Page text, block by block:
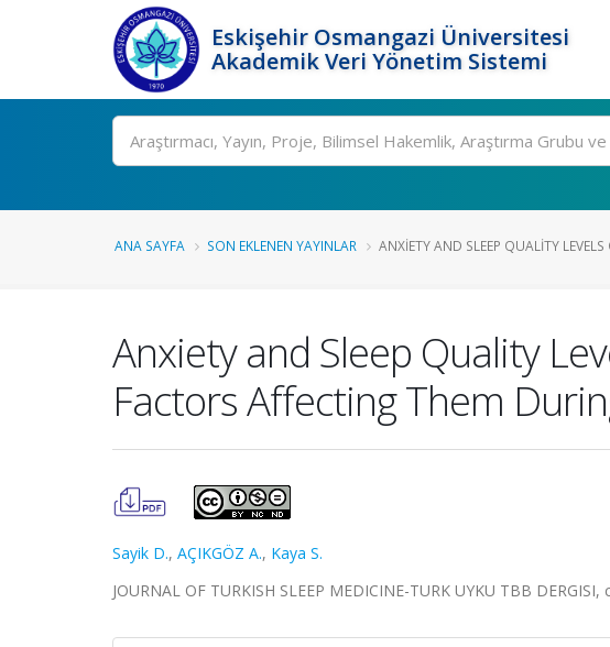
Eskişehir Osmangazi Üniversitesi
Akademik Veri Yönetim Sistemi
Ara
ANA SAYFA SON EKLENEN YAYINLAR ANXIETY AND SLEEP QUALITY LEVELS
Anxiety and Sleep Quality
Factors Affecting Them
Sayik D., AÇIKGÖZ A., Kaya S.
JOURNAL OF TURKISH SLEEP MEDICINE-TURK UYKU TBB